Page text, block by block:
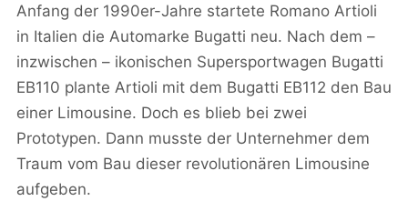
Anfang der 1990er-Jahre startete Romano Artioli
in Italien die Automarke Bugatti neu. Nach dem –
inzwischen – ikonischen Supersportwagen Bugatti
EB110 plante Artioli mit dem Bugatti EB112 den Bau
einer Limousine. Doch es blieb bei zwei
Prototypen. Dann musste der Unternehmer dem
Traum vom Bau dieser revolutionären Limousine
aufgeben.